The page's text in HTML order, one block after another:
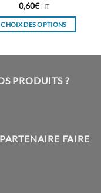
0,60€ HT
CHOIX DES OPTIONS
variations.
être
PRODUITS ?
FAIRE